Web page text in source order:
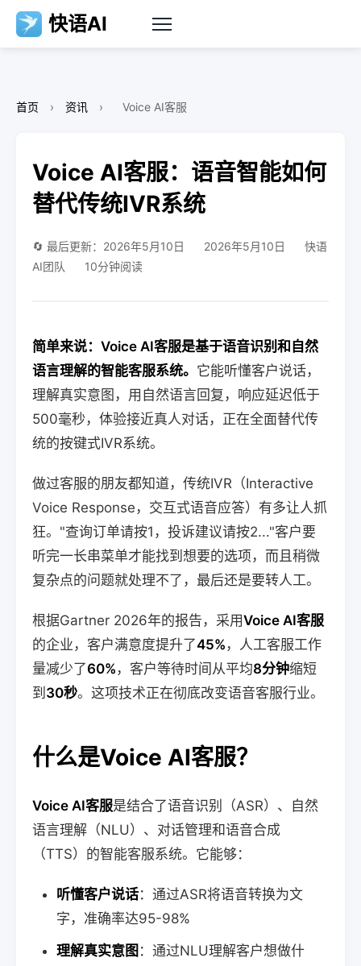
快语AI
首页 › 资讯 › Voice AI客服
Voice AI客服：语音智能如何
替代传统IVR系统
🔄 最后更新：2026年5月10日 2026年5月10日
快语
AI团队
10分钟阅读
简单来说：Voice AI客服是基于语音识别和自然
语言理解的智能客服系统。 它能听懂客户说话，
理解真实意图，用自然语言回复，响应延迟低于
500毫秒，体验接近真人对话，正在全面替代传
统的按键式IVR系统。
做过客服的朋友都知道，传统IVR（Interactive
Voice Response，交互式语音应答）有多让人抓
狂。"查询订单请按1，投诉建议请按2..."客户要
听完一长串菜单才能找到想要的选项，而且稍微
复杂点的问题就处理不了，最后还是要转人工。
根据Gartner 2026年的报告，采用Voice AI客服
的企业，客户满意度提升了45% ，人工客服工作
量减少了60% ，客户等待时间从平均8分钟缩短
到 30秒。这项技术正在彻底改变语音客服行业。
什么是Voice AI客服？
Voice AI客服是结合了语音识别（ASR）、自然
语言理解（NLU）、对话管理和语音合成
（TTS）的智能客服系统。它能够：
听懂客户说话：通过ASR将语音转换为文
字，准确率达95-98%
理解真实意图 ：通过NLU理解客户想做什